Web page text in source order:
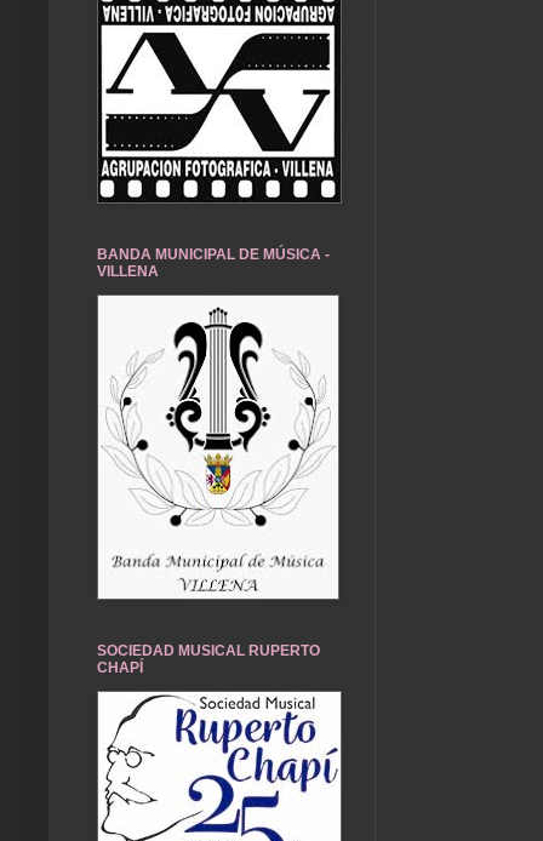
BANDA MUNICIPAL DE MÚSICA -
VILLENA
SOCIEDAD MUSICAL RUPERTO
CHAPÍ